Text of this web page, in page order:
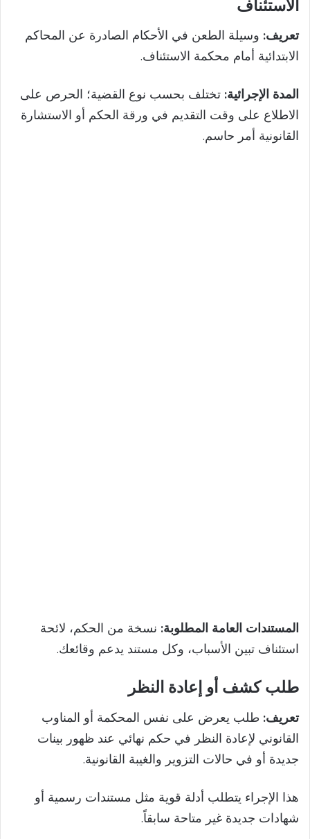
الاستئناف
تعريف: وسيلة الطعن في الأحكام الصادرة عن المحاكم
الابتدائية أمام محكمة الاستئناف.
المدة الإجرائية: تختلف بحسب نوع القضية؛ الحرص على
الاطلاع على وقت التقديم في ورقة الحكم أو الاستشارة
القانونية أمر حاسم.
المستندات العامة المطلوبة: نسخة من الحكم، لائحة
استئناف تبين الأسباب، وكل مستند يدعم وقائعك.
طلب كشف أو إعادة النظر
تعريف: طلب يعرض على نفس المحكمة أو المناوب
القانوني لإعادة النظر في حكم نهائي عند ظهور بينات
جديدة أو في حالات التزوير والغيبة القانونية.
هذا الإجراء يتطلب أدلة قوية مثل مستندات رسمية أو
شهادات جديدة غير متاحة سابقاً.